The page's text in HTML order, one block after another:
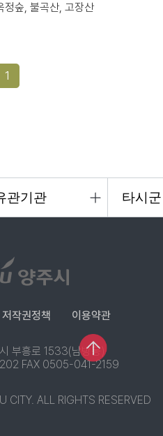
정숲, 불곡산, 고장산
1
저작권정책 이용약관
부흥로 1533(남방동)
FAX 0505-041-2159
ALL RIGHTS RESERVED